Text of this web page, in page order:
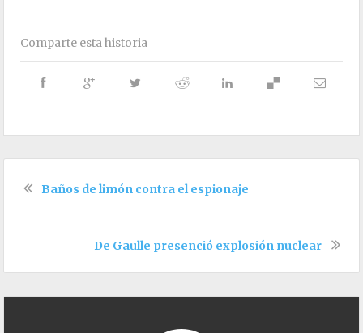
Comparte esta historia
Baños de limón contra el espionaje
De Gaulle presenció explosión nuclear